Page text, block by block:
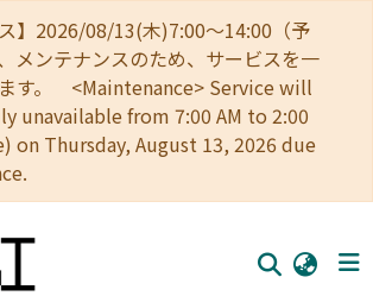
ス】2026/08/13(木)7:00～14:00（予
メンテナンスのため、サービスを一
す。 <Maintenance> Service will
unavailable from 7:00 AM to 2:00
on Thursday, August 13, 2026 due